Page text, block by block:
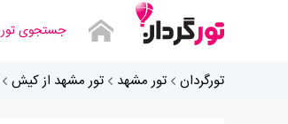
جستجوی تور
تورگردان تور مشهد تور مشهد از کیش